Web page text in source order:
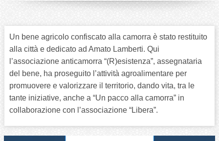
Un bene agricolo confiscato alla camorra è stato restituito
alla città e dedicato ad Amato Lamberti. Qui
l’associazione anticamorra “(R)esistenza”, assegnataria
del bene, ha proseguito l’attività agroalimentare per
promuovere e valorizzare il territorio, dando vita, tra le
tante iniziative, anche a “Un pacco alla camorra” in
collaborazione con l’associazione “Libera”.